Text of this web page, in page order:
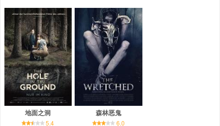
地面之洞
5.4
森林恶鬼
6.0